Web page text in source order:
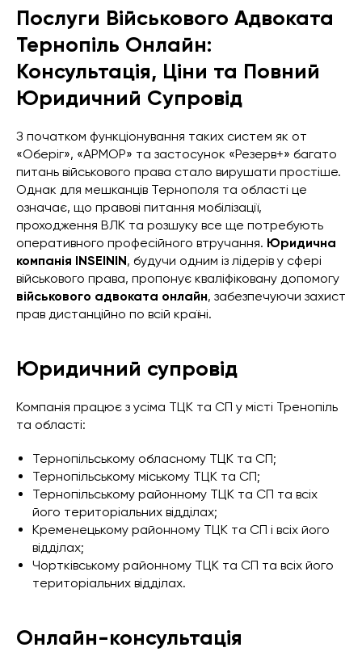
Послуги Військового Адвоката
Тернопіль Онлайн:
Консультація, Ціни та Повний
Юридичний Супровід
З початком функціонування таких систем як от
«Оберіг», «АРМОР» та застосунок «Резерв+» багато
питань військового права стало вирушати простіше.
Однак для мешканців Тернополя та області це
означає, що правові питання мобілізації,
проходження ВЛК та розшуку все ще потребують
оперативного професійного втручання. Юридична
компанія INSEININ, будучи одним із лідерів у сфері
військового права, пропонує кваліфіковану допомогу
військового адвоката онлайн, забезпечуючи захист
прав дистанційно по всій країні.
Юридичний супровід
Компанія працює з усіма ТЦК та СП у місті Тренопіль
та області:
Тернопільському обласному ТЦК та СП;
Тернопільському міському ТЦК та СП;
Тернопільському районному ТЦК та СП та всіх
його територіальних відділах;
Кременецькому районному ТЦК та СП і всіх його
відділах;
Чортківському районному ТЦК та СП та всіх його
територіальних відділах.
Онлайн-консультація